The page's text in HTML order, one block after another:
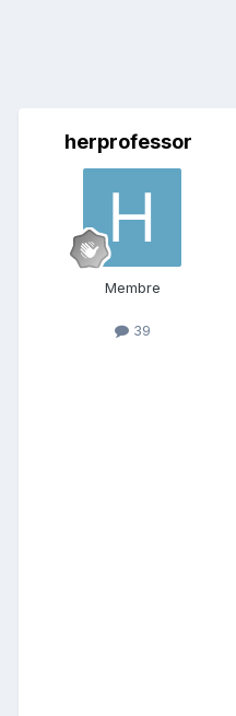
herprofessor
Membre
39